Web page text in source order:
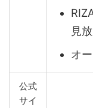
見
オ
公式
サイ